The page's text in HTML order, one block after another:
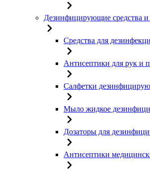
Дезинфицирующие средства и
Средства для
Антисептики для рук и
Салфетки
Мыло жидкое
Дозаторы для
Антисептики